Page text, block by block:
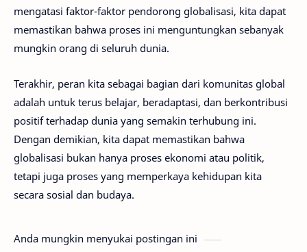
mengatasi faktor-faktor pendorong globalisasi, kita dapat
memastikan bahwa proses ini menguntungkan sebanyak
mungkin orang di seluruh dunia.
Terakhir, peran kita sebagai bagian dari komunitas global
adalah untuk terus belajar, beradaptasi, dan berkontribusi
positif terhadap dunia yang semakin terhubung ini.
Dengan demikian, kita dapat memastikan bahwa
globalisasi bukan hanya proses ekonomi atau politik,
tetapi juga proses yang memperkaya kehidupan kita
secara sosial dan budaya.
Anda mungkin menyukai postingan ini